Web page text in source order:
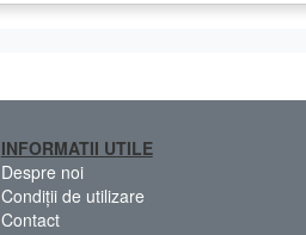
INFORMATII UTILE
Despre noi
Condiții de utilizare
Contact